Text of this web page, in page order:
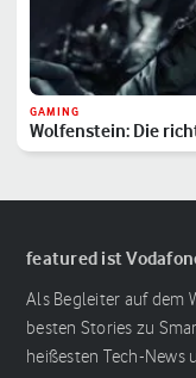
GAMING
Wolfenstein: Die
featured ist
Als Begleiter auf dem
besten Stories zu
heißesten Tech-News